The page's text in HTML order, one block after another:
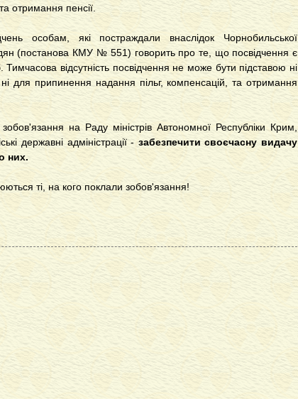
отримання пенсії.
особам, які постраждали внаслідок Чорнобильської
(постанова КМУ № 551) говорить про те, що посвідчення є
відсутність посвідчення не може бути підставою ні
для припинення надання пільг, компенсацій, та отримання
на Раду міністрів Автономної Республіки Крим,
державні адміністрації - забезпечити своєчасну видачу
них.
ті, на кого поклали зобов'язання!